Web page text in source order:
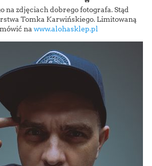
na zdjęciach dobrego fotografa. Stąd
Tomka Karwińskiego. Limitowaną
na www.alohasklep.pl